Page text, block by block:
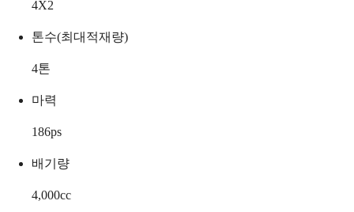
4X2
톤수(최대적재량)
4톤
마력
186ps
배기량
4,000cc